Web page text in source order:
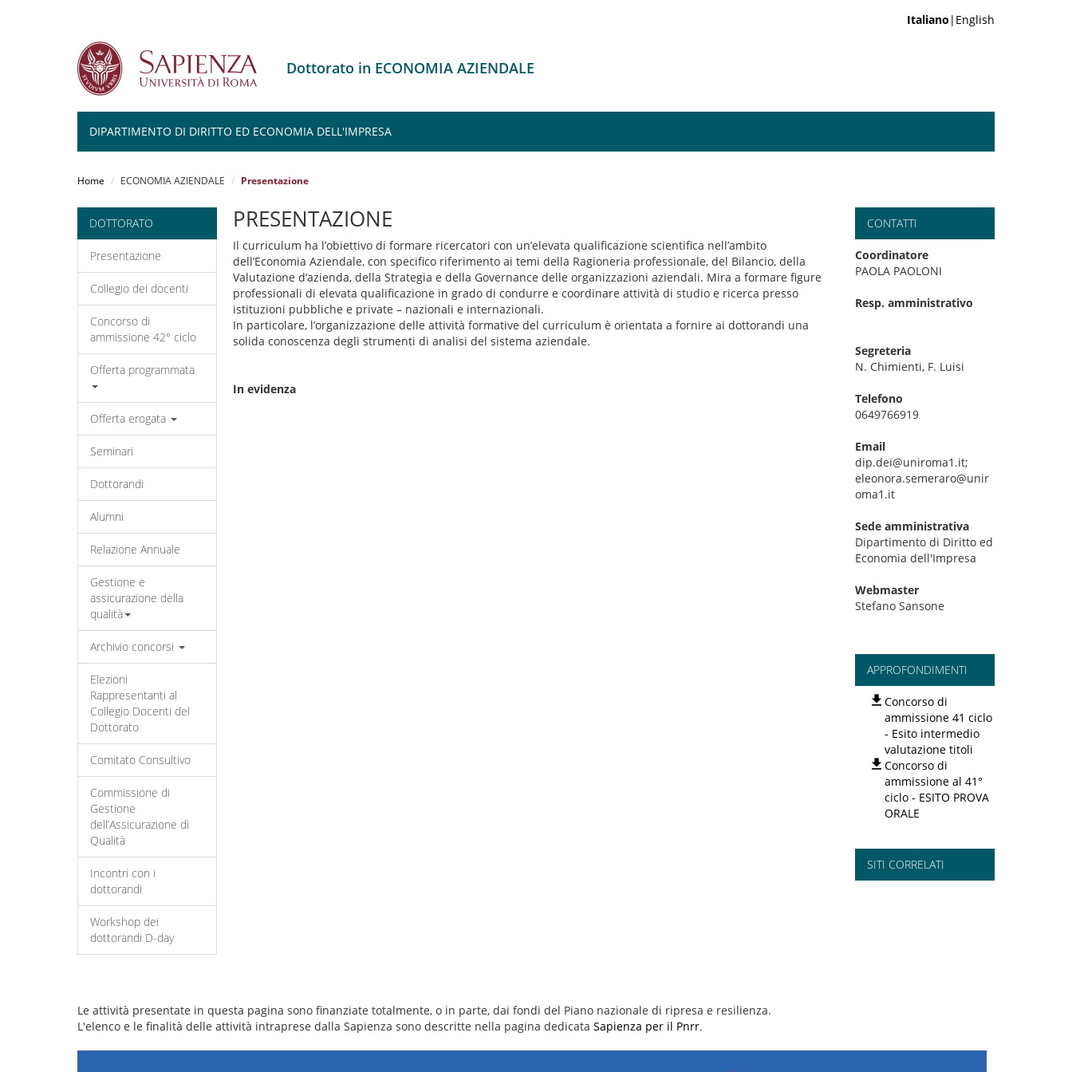
Italiano |English
Dottorato in ECONOMIA AZIENDALE
DIPARTIMENTO DI DIRITTO ED ECONOMIA DELL'IMPRESA
Home ECONOMIA AZIENDALE Presentazione
DOTTORATO
Presentazione
Collegio dei docenti
Concorso di
ammissione 42° ciclo
Offerta programmata
Offerta erogata
Seminari
Dottorandi
Alumni
Relazione Annuale
Gestione e
assicurazione della
qualità
Archivio concorsi
Elezioni
Rappresentanti al
Collegio Docenti del
Dottorato
Comitato Consultivo
Commissione di
Gestione
dell’Assicurazione dì
Qualità
Incontri con i
dottorandi
Workshop dei
dottorandi D-day
PRESENTAZIONE
Il curriculum ha l’obiettivo di formare ricercatori con un’elevata qualificazione scientifica nell’ambito
dell’Economia Aziendale, con specifico riferimento ai temi della Ragioneria professionale, del Bilancio, della
Valutazione d’azienda, della Strategia e della Governance delle organizzazioni aziendali. Mira a formare figure
professionali di elevata qualificazione in grado di condurre e coordinare attività di studio e ricerca presso
istituzioni pubbliche e private – nazionali e internazionali.
In particolare, l’organizzazione delle attività formative del curriculum è orientata a fornire ai dottorandi una
solida conoscenza degli strumenti di analisi del sistema aziendale.
In evidenza
CONTATTI
Coordinatore
PAOLA PAOLONI
Resp. amministrativo
Segreteria
N. Chimienti, F. Luisi
Telefono
0649766919
Email
dip.dei@uniroma1.it;
eleonora.semeraro@unir
oma1.it
Sede amministrativa
Dipartimento di Diritto ed
Economia dell'Impresa
Webmaster
Stefano Sansone
APPROFONDIMENTI
Concorso di
ammissione 41 ciclo
- Esito intermedio
valutazione titoli
Concorso di
ammissione al 41°
ciclo - ESITO PROVA
ORALE
SITI CORRELATI
Le attività presentate in questa pagina sono finanziate totalmente, o in parte, dai fondi del Piano nazionale di ripresa e resilienza.
L'elenco e le finalità delle attività intraprese dalla Sapienza sono descritte nella pagina dedicata Sapienza per il Pnrr.